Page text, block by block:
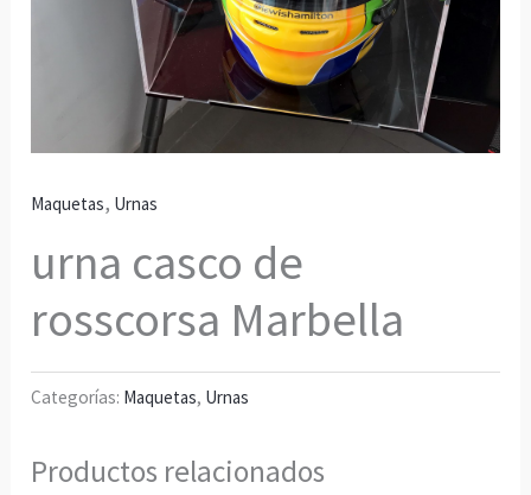
Maquetas, Urnas
urna casco de
rosscorsa Marbella
Categorías: Maquetas, Urnas
Productos relacionados